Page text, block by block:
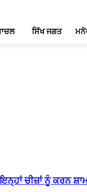
ਸਿੱਖ ਜਗਤ
ਚੀਜ਼ਾਂ ਨੂੰ ਕਰਨ